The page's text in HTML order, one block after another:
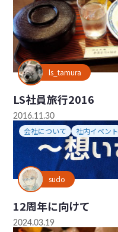
ls_tamura
LS社員旅行2016
2016.11.30
会社について 社内イベント
sudo
12周年に向けて
2024.03.19